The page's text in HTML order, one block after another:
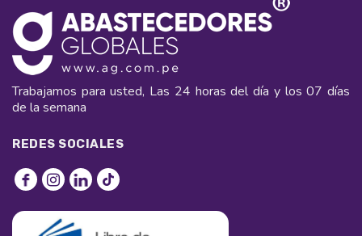
Trabajamos para usted, Las 24 horas del día y los 07 días
de la semana
REDES SOCIALES